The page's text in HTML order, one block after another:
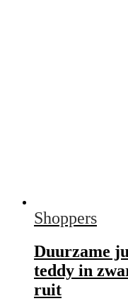
Shoppers
Duurzame
teddy in
ruit